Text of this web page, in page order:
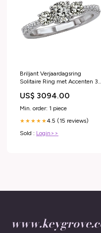
Briljant Verjaardagsring
Solitaire Ring met Accenten 3
US$ 3094.00
Min. order: 1 piece
★★★★★4.5 (15 reviews)
Sold : Login>>